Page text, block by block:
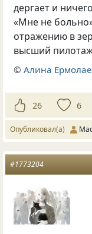
дергает и
«Мне не
отражению в
высший
©Алина
26 6
Опубликовал(а)
#1773204